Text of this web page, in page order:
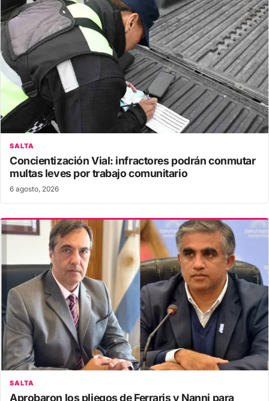
SALTA
Concientización Vial: infractores podrán conmutar
multas leves por trabajo comunitario
6 agosto, 2026
SALTA
Aprobaron los pliegos de Ferraris y Nanni para